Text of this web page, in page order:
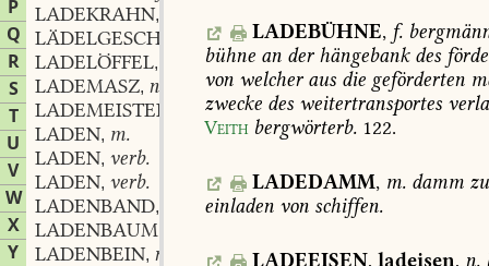
P
Q
R
S
T
U
V
W
X
Y
LADEKRAHN,
LÄDELGESCHIRR
n.
LADELÖFFEL,
LADEMASZ, n.
LADEMEISTER
LADEN, m.
LADEN, verb.
LADEN, verb.
LADENBAND,
LADENBAUM
LADENBEIN, n.
LADEBÜHNE, f.
bühne an derhängebankdes
von welcheraus die geförderten
zwecke des weitertransportes
Veith bergwörterb. 122.
LADEDAMM, m. damm
einladen von schiffen.
LADEEISEN, ladeisen, n.